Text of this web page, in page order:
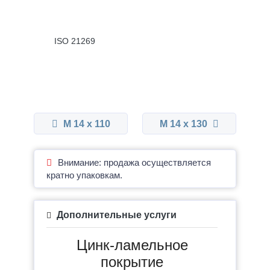
ISO 21269
М 14 x 110 М 14 x 130
Внимание: продажа осуществляется
кратно упаковкам.
Дополнительные услуги
Цинк-ламельное
покрытие